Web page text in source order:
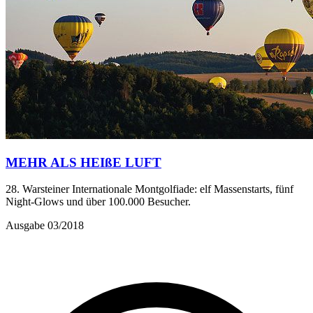
MEHR ALS HEIßE LUFT
28. Warsteiner Internationale Montgolfiade: elf Massenstarts, fünf
Night-Glows und über 100.000 Besucher.
Ausgabe 03/2018